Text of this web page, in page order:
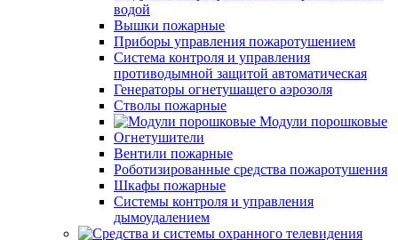
водой
Вышки пожарные
Приборы управления пожаротушением
Система контроля и управления
противодымной защитой автоматическая
Генераторы огнетушащего аэрозоля
Стволы пожарные
Модули порошковые
Огнетушители
Вентили пожарные
Роботизированные средства пожаротушения
Шкафы пожарные
Системы контроля и управления
дымоудалением